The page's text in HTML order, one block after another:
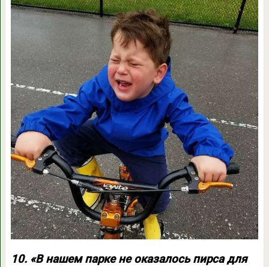
10. «В нашем парке не оказалось пирса для